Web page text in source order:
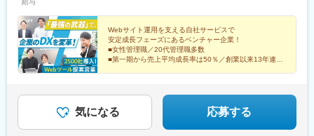
給与
Webサイト運用を支える自社サービスで
安定成長フェーズにあるベンチャー企業！
■女性管理職／20代管理職多数
■第一期から売上平均成長率は50％／創業以来13年連続
気になる 応募する